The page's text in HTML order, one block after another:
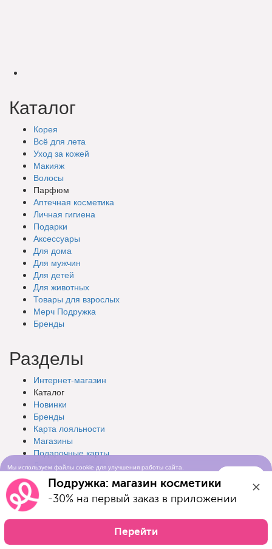
Каталог
Корея
Всё для лета
Уход за кожей
Макияж
Волосы
Парфюм
Аптечная косметика
Личная гигиена
Подарки
Аксессуары
Для дома
Для мужчин
Для детей
Для животных
Товары для взрослых
Мерч Подружка
Бренды
Разделы
Интернет-магазин
Каталог
Новинки
Бренды
Карта лояльности
Магазины
Подарочныекарты
Доставкаи оплата
Промо
Акции
Мы используем файлы cookie для улучшения работы сайта.
использования cookie-файловПодружка: магазин косметики
-30% на первый заказ в приложении
Перейти